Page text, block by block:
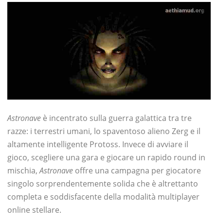
Astronave è incentrato sulla guerra galattica tra tre
razze: i terrestri umani, lo spaventoso alieno Zerg e il
altamente intelligente Protoss. Invece di avviare il
gioco, scegliere una gara e giocare un rapido round in
mischia,Astronave offre una campagna per giocatore
singolo sorprendentemente solida che è altrettanto
completa e soddisfacente della modalità multiplayer
online stellare.